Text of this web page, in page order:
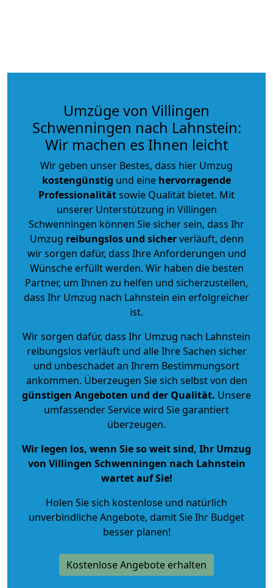
Umzüge von Villingen
Schwenningen nach Lahnstein:
Wir machen es Ihnen leicht
Wir geben unser Bestes, dass hier Umzug
kostengünstig und eine hervorragende
Professionalitätsowie Qualität bietet. Mit
unserer Unterstützung in Villingen
Schwenningen können Sie sicher sein, dass Ihr
Umzug reibungslos und sicherverläuft, denn
wir sorgen dafür, dass Ihre Anforderungen und
Wünsche erfüllt werden. Wir haben die besten
Partner, um Ihnen zu helfen und sicherzustellen,
dass Ihr Umzug nach Lahnstein ein erfolgreicher
ist.
Wir sorgen dafür, dass Ihr Umzug nach Lahnstein
reibungslos verläuft und alle Ihre Sachen sicher
und unbeschadet an Ihrem Bestimmungsort
ankommen. Überzeugen Sie sich selbst von den
günstigen Angeboten und der Qualität. Unsere
umfassender Service wird Sie garantiert
überzeugen.
Wir legen los, wenn Sie so weit sind, Ihr Umzug
von Villingen Schwenningen nach Lahnstein
wartet auf Sie!
Holen Sie sich kostenlose und natürlich
unverbindliche Angebote, damit Sie Ihr Budget
besser planen!
Kostenlose Angebote erhalten